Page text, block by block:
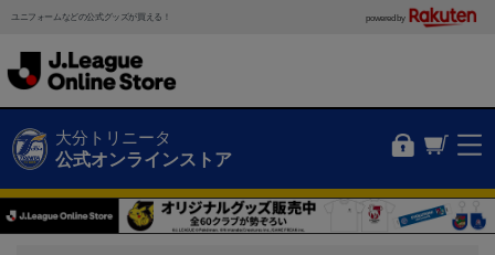
ユニフォームなどの公式グッズが買える！ powered by
大分トリニータ
公式オンラインストア